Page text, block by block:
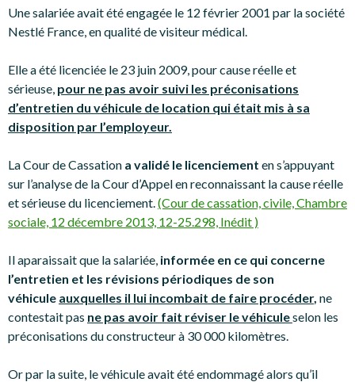
Une salariée avait été engagée le 12 février 2001 par la société
Nestlé France, en qualité de visiteur médical.
Elle a été licenciée le 23 juin 2009, pour cause réelle et
sérieuse, pour ne pas avoir suivi les préconisations
d’entretien du véhicule de location qui était mis à sa
disposition par l’employeur.
La Cour de Cassation a validé le licenciement en s’appuyant
sur l’analyse de la Cour d’Appel en reconnaissant la cause réelle
et sérieuse du licenciement.(Cour de cassation, civile, Chambre
sociale, 12 décembre 2013, 12-25.298, Inédit )
Il aparaissait que la salariée, informée en ce qui concerne
l’entretien et les révisions périodiques de son
véhicule auxquelles il lui incombait de faire procéder, ne
contestait pas ne pas avoir fait réviser le véhiculeselon les
préconisations du constructeur à 30 000 kilomètres.
Or par la suite, le véhicule avait été endommagé alors qu’il